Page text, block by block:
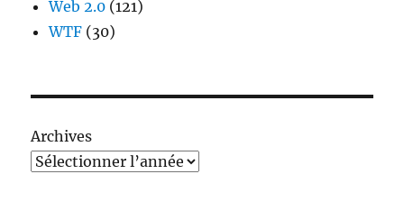
Web 2.0 (121)
WTF (30)
Archives